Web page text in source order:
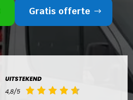
Gratis offerte